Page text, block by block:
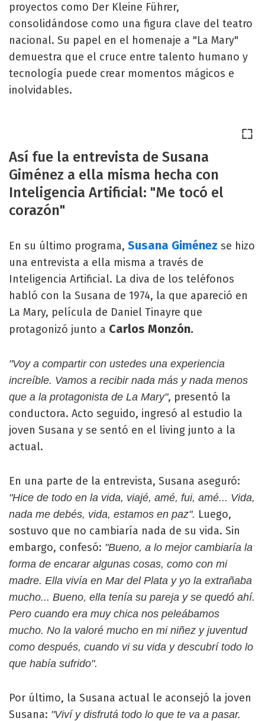
proyectos como Der Kleine Führer,
consolidándose como una figura clave del teatro
nacional. Su papel en el homenaje a "La Mary"
demuestra que el cruce entre talento humano y
tecnología puede crear momentos mágicos e
inolvidables.
Así fue la entrevista de Susana
Giménez a ella misma hecha con
Inteligencia Artificial: "Me tocó el
corazón"
En su último programa, Susana Giménez se hizo
una entrevista a ella misma a través de
Inteligencia Artificial. La diva de los teléfonos
habló con la Susana de 1974, la que apareció en
La Mary, película de Daniel Tinayre que
protagonizó junto a Carlos Monzón.
"Voy a compartir con ustedes una experiencia
increíble. Vamos a recibir nada más y nada menos
que a la protagonista de La Mary", presentó la
conductora. Acto seguido, ingresó al estudio la
joven Susana y se sentó en el living junto a la
actual.
En una parte de la entrevista, Susana aseguró:
"Hice de todo en la vida, viajé, amé, fui, amé... Vida,
nada me debés, vida, estamos en paz". Luego,
sostuvo que no cambiaría nada de su vida. Sin
embargo, confesó: "Bueno, a lo mejor cambiaría la
forma de encarar algunas cosas, como con mi
madre. Ella vivía en Mar del Plata y yo la extrañaba
mucho... Bueno, ella tenía su pareja y se quedó ahí.
Pero cuando era muy chica nos peleábamos
mucho. No la valoré mucho en mi niñez y juventud
como después, cuando vi su vida y descubrí todo lo
que había sufrido".
Por último, la Susana actual le aconsejó la joven
Susana: "Viví y disfrutá todo lo que te va a pasar.